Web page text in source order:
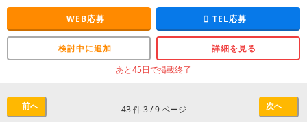
WEB応募 TEL応募
検討中に追加
詳細を見る
あと45日で掲載終了
43 件 3 / 9 ページ
前へ 次へ